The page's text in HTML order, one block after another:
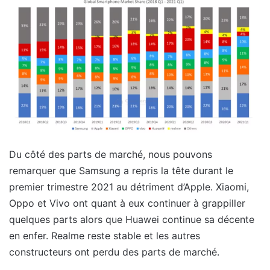
Du côté des parts de marché, nous pouvons
remarquer que Samsung a repris la tête durant le
premier trimestre 2021 au détriment d’Apple. Xiaomi,
Oppo et Vivo ont quant à eux continuer à grappiller
quelques parts alors que Huawei continue sa décente
en enfer. Realme reste stable et les autres
constructeurs ont perdu des parts de marché.